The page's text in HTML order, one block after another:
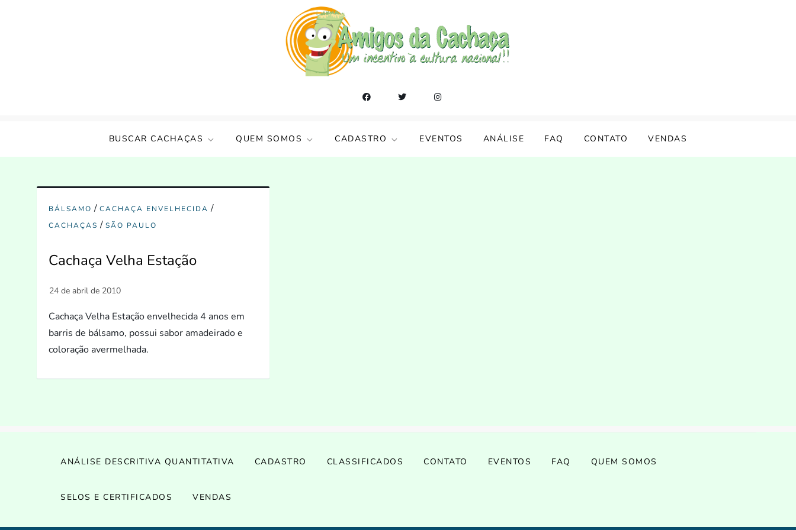
BUSCAR CACHAÇAS QUEM SOMOS CADASTRO EVENTOS ANÁLISE FAQ CONTATO VENDAS
BÁLSAMO /CACHAÇA ENVELHECIDA /
CACHAÇAS /SÃO PAULO
Cachaça Velha Estação
Cachaça Velha Estação envelhecida 4 anos em
barris de bálsamo, possui sabor amadeirado e
coloração avermelhada.
ANÁLISE DESCRITIVA QUANTITATIVA CADASTRO CLASSIFICADOS CONTATO EVENTOS FAQ QUEM SOMOS
SELOS E CERTIFICADOS VENDAS